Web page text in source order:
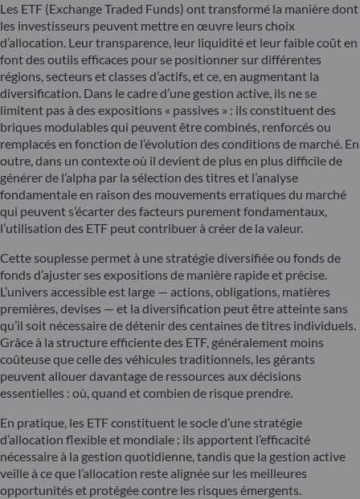
Les ETF (Exchange Traded Funds) ont transformé la manière dont
les investisseurs peuvent mettre en œuvre leurs choix
d’allocation. Leur transparence, leur liquidité et leur faible coût en
font des outils efficaces pour se positionner sur différentes
régions, secteurs et classes d’actifs, et ce, en augmentant la
diversification. Dans le cadre d’une gestion active, ils ne se
limitent pas à des expositions « passives » : ils constituent des
briques modulables qui peuvent être combinés, renforcés ou
remplacés en fonction de l’évolution des conditions de marché. En
outre, dans un contexte où il devient de plus en plus difficile de
générer de l’alpha par la sélection des titres et l’analyse
fondamentale en raison des mouvements erratiques du marché
qui peuvent s’écarter des facteurs purement fondamentaux,
l’utilisation des ETF peut contribuer à créer de la valeur.
Cette souplesse permet à une stratégie diversifiée ou fonds de
fonds d’ajuster ses expositions de manière rapide et précise.
L’univers accessible est large — actions, obligations, matières
premières, devises — et la diversification peut être atteinte sans
qu’il soit nécessaire de détenir des centaines de titres individuels.
Grâce à la structure efficiente des ETF, généralement moins
coûteuse que celle des véhicules traditionnels, les gérants
peuvent allouer davantage de ressources aux décisions
essentielles : où, quand et combien de risque prendre.
En pratique, les ETF constituent le socle d’une stratégie
d’allocation flexible et mondiale : ils apportent l’efficacité
nécessaire à la gestion quotidienne, tandis que la gestion active
veille à ce que l’allocation reste alignée sur les meilleures
opportunités et protégée contre les risques émergents.